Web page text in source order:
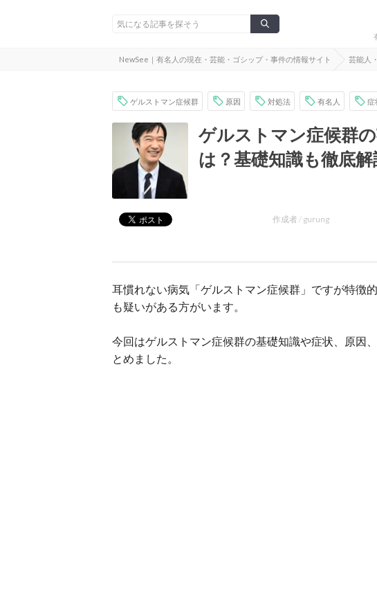
NewSee｜有名人の現在・芸能・ゴシップ・事件の情報サイト 芸能人
ゲルストマン症候群 原因 対処法 有名人 症
ゲルストマン症候群
は？基礎知識も徹底解
作成者 / gurung
耳慣れない病気「ゲルストマン症候群」ですが特徴
も疑いがある方がいます。
今回はゲルストマン症候群の基礎知識や症状、原因
とめました。